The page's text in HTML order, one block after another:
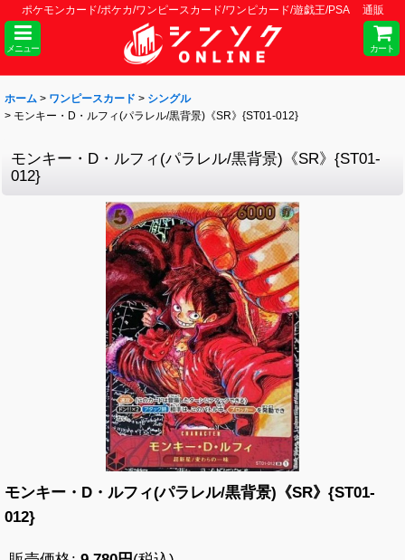
ポケモンカード/ポケカ/ワンピースカード/ワンピカード/遊戯王/PSA 通販
メニュー カート
ホーム > ワンピースカード > シングル
> モンキー・D・ルフィ(パラレル/黒背景)《SR》{ST01-012}
モンキー・D・ルフィ(パラレル/黒背景)《SR》{ST01-
012}
モンキー・D・ルフィ(パラレル/黒背景)《SR》{ST01-
012}